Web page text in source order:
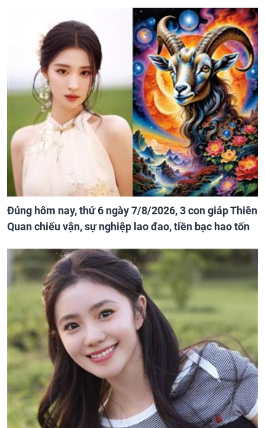
Đúng hôm nay, thứ 6 ngày 7/8/2026, 3 con giáp Thiên
Quan chiếu vận, sự nghiệp lao đao, tiền bạc hao tốn